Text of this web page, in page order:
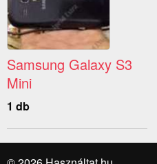
Samsung Galaxy S3
Mini
1 db